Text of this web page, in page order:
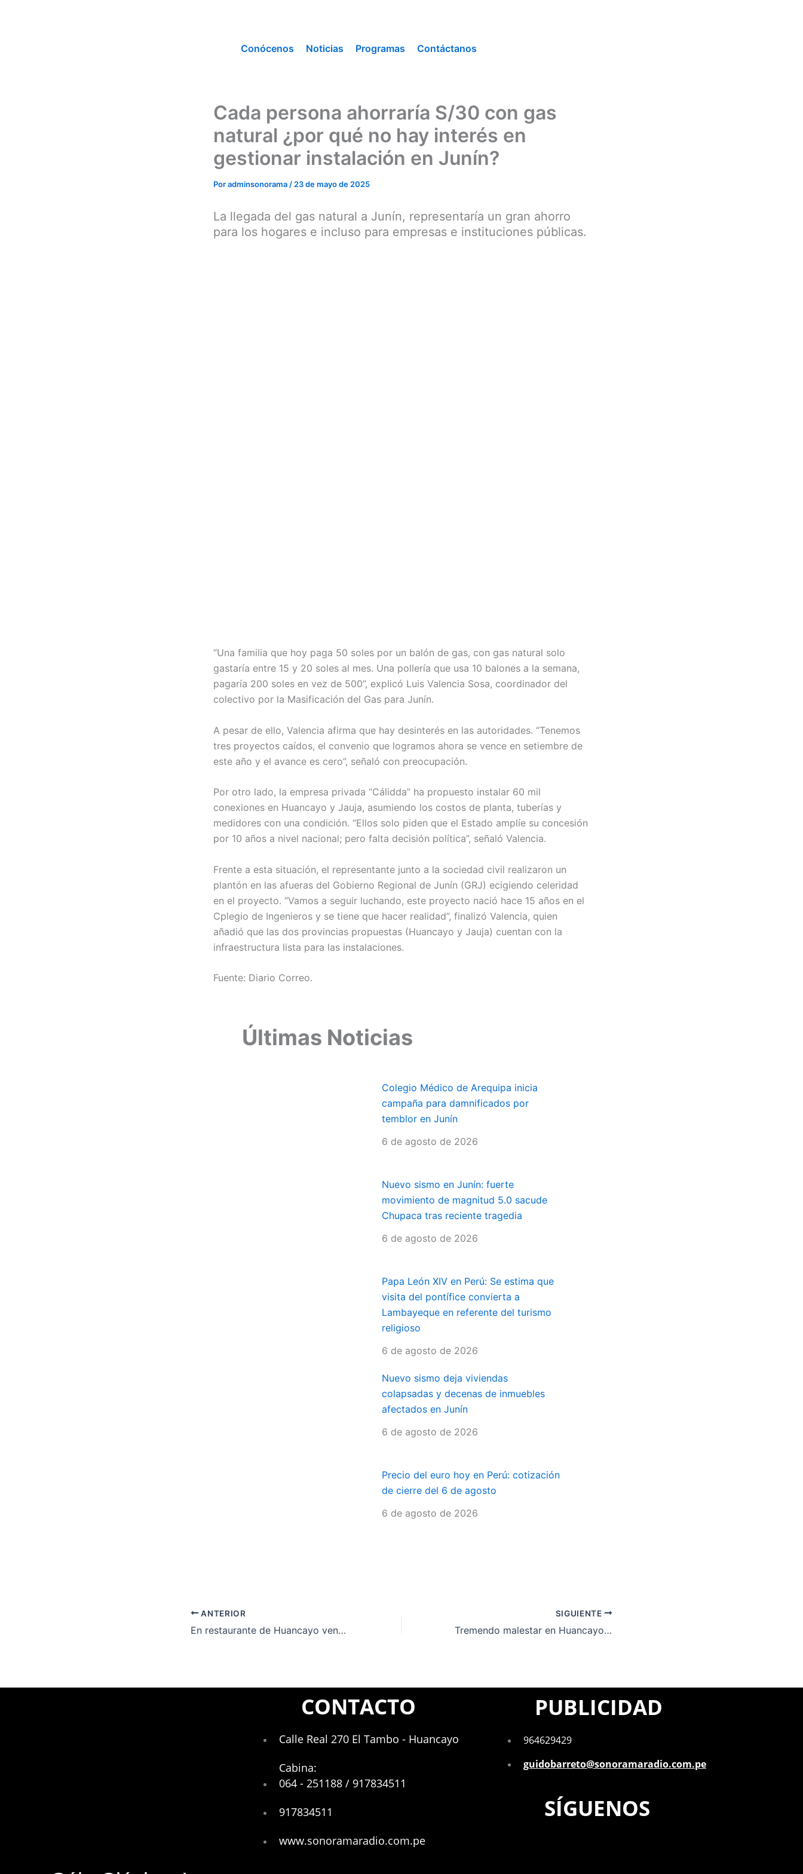
Conócenos
Noticias Programas Contáctanos
Cada persona ahorraría S/30 con gas
natural ¿por qué no hay interés en
gestionar instalación en Junín?
Poradminsonorama / 23 de mayo de 2025
La llegada del gas natural a Junín, representaría un gran ahorro
para los hogares e incluso para empresas e instituciones públicas.
“Una familia que hoy paga 50 soles por un balón de gas, con gas natural solo
gastaría entre 15 y 20 soles al mes. Una pollería que usa 10 balones a la semana,
pagaría 200 soles en vez de 500”, explicó Luis Valencia Sosa, coordinador del
colectivo por la Masificación del Gas para Junín.
A pesar de ello, Valencia afirma que hay desinterés en las autoridades. “Tenemos
tres proyectos caídos, el convenio que logramos ahora se vence en setiembre de
este año y el avance es cero”, señaló con preocupación.
Por otro lado, la empresa privada “Cálidda” ha propuesto instalar 60 mil
conexiones en Huancayo y Jauja, asumiendo los costos de planta, tuberías y
medidores con una condición. “Ellos solo piden que el Estado amplíe su concesión
por 10 años a nivel nacional; pero falta decisión política”, señaló Valencia.
Frente a esta situación, el representante junto a la sociedad civil realizaron un
plantón en las afueras del Gobierno Regional de Junín (GRJ) ecigiendo celeridad
en el proyecto. “Vamos a seguir luchando, este proyecto nació hace 15 años en el
Cplegio de Ingenieros y se tiene que hacer realidad”, finalizó Valencia, quien
añadió que las dos provincias propuestas (Huancayo y Jauja) cuentan con la
infraestructura lista para las instalaciones.
Fuente: Diario Correo.
Últimas Noticias
Colegio Médico de Arequipa inicia
campaña para damnificados por
temblor en Junín
6 de agosto de 2026
Nuevo sismo en Junín: fuerte
movimiento de magnitud 5.0 sacude
Chupaca tras reciente tragedia
6 de agosto de 2026
Papa León XIV en Perú: Se estima que
visita del pontífice convierta a
Lambayeque en referente del turismo
religioso
6 de agosto de 2026
Nuevo sismo deja viviendas
colapsadas y decenas de inmuebles
afectados en Junín
6 de agosto de 2026
Precio del euro hoy en Perú: cotización
de cierre del 6 de agosto
6 de agosto de 2026
ANTERIOR
En restaurante de Huancayo vendían almuerzos y cocaína
SIGUIENTE
Tremendo malestar en Huancayo por cierre de la Calle Real por llegada de ministros
CONTACTO
Calle Real 270 El Tambo - Huancayo
Cabina:
064 - 251188 / 917834511
917834511
www.sonoramaradio.com.pe
PUBLICIDAD
964629429
guidobarreto@sonoramaradio.com.pe
SÍGUENOS